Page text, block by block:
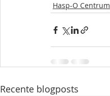
Hasp-O Centrum
Recente blogposts